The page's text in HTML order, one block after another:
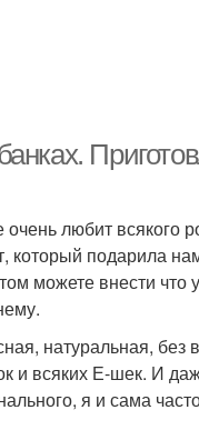
любит всякого
который подарила
можете внести
натуральная, без
и всяких Е-шек. И
я и сама